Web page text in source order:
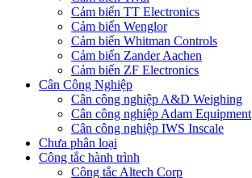
Cảm biến TT Electronics
Cảm biến Wenglor
Cảm biến Whitman Controls
Cảm biến Zander Aachen
Cảm biến ZF Electronics
Cân Công Nghiệp
Cân công nghiệp A&D Weighing
Cân công nghiệp Adam Equipment
Cân công nghiệp IWS Inscale
Chưa phân loại
Công tắc hành trình
Công tắc Altech Corp